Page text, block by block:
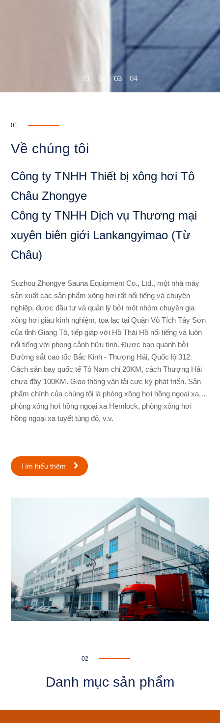
01 02 03 04
01
Về chúng tôi
Công ty TNHH Thiết bị xông hơi Tô
Châu Zhongye
Công ty TNHH Dịch vụ Thương mại
xuyên biên giới Lankangyimao (Từ
Châu)
Suzhou Zhongye Sauna Equipment Co., Ltd., một nhà máy
sản xuất các sản phẩm xông hơi rất nổi tiếng và chuyên
nghiệp, được đầu tư và quản lý bởi một nhóm chuyên gia
xông hơi giàu kinh nghiệm, tọa lạc tại Quận Vô Tích Tây Sơn
của tỉnh Giang Tô, tiếp giáp với Hồ Thái Hồ nổi tiếng và luôn
nổi tiếng với phong cảnh hữu tình. Được bao quanh bởi
Đường sắt cao tốc Bắc Kinh - Thượng Hải, Quốc lộ 312.
Cách sân bay quốc tế Tô Nam chỉ 20KM, cách Thượng Hải
chưa đầy 100KM. Giao thông vận tải cực kỳ phát triển. Sản
phẩm chính của chúng tôi là phòng xông hơi hồng ngoại xa,
phòng xông hơi hồng ngoại xa Hemlock, phòng xông hơi
hồng ngoại xa tuyết tùng đỏ, v.v.
Tìm hiểu thêm
02
Danh mục sản phẩm